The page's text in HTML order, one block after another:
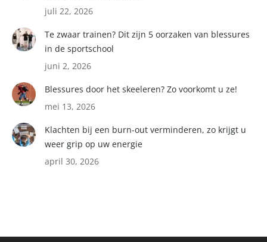
juli 22, 2026
Te zwaar trainen? Dit zijn 5 oorzaken van blessures
in de sportschool
juni 2, 2026
Blessures door het skeeleren? Zo voorkomt u ze!
mei 13, 2026
Klachten bij een burn-out verminderen, zo krijgt u
weer grip op uw energie
april 30, 2026